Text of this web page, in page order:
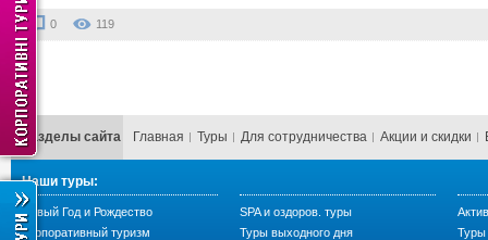
0 119
Разделы сайта Главная Туры Для сотрудничества Акции и скидки
Наши туры:
Новый Год и Рождество
Корпоративный туризм
SPA и оздоров. туры
Туры выходного дня
Туры